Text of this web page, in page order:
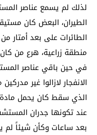
لذلك لم يسمع عناصر
الطيران، البعض كان
الطائرات على بعد أمتار
منطقة زراعية، هرع من
في حين باقي عناصر
الانفجار لازالوا غير
الذي سقط كان يحمل
عند تكونها جدران
بعد ساعات وكأن شيئاً لم